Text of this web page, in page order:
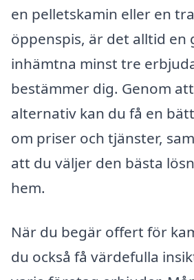
en pelletskamin eller en
öppenspis, är det alltid en
inhämtna minst tre
bestämmer dig. Genom
alternativ kan du få en
om priser och tjänster,
att du väljer den bästa
hem.
När du begär offert för
du också få värdefulla